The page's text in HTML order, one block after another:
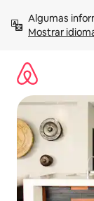
para
Mostrar